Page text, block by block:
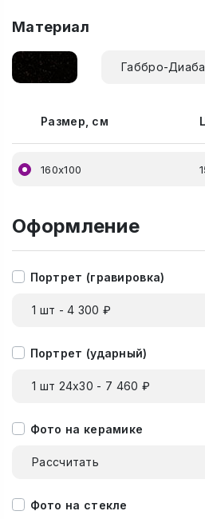
Материал
Габбро-
Размер, см
160х100
Оформление
Портрет (гравировка)
1 шт - 4 300 ₽
Портрет (ударный)
1 шт 24х30 - 7 460 ₽
Фото на керамике
Рассчитать
Фото на стекле